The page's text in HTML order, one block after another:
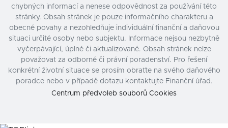
chybných informací a nenese odpovědnost za používání této
stránky. Obsah stránek je pouze informačního charakteru a
obecné povahy a nezohledňuje individuální finanční a daňovou
situaci určité osoby nebo subjektu. Informace nejsou nezbytně
vyčerpávající, úplné či aktualizované. Obsah stránek nelze
považovat za odborné či právní poradenství. Pro řešení
konkrétní životní situace se prosím obraťte na svého daňového
poradce nebo v případě dotazu kontaktujte Finanční úřad.
Centrum předvoleb souborů Cookies